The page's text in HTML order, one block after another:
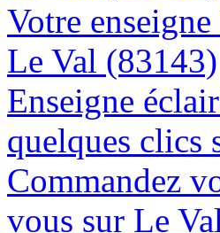
Votre
Le Val (83143)
Enseigne
quelques clics
Commandez
vous sur Le